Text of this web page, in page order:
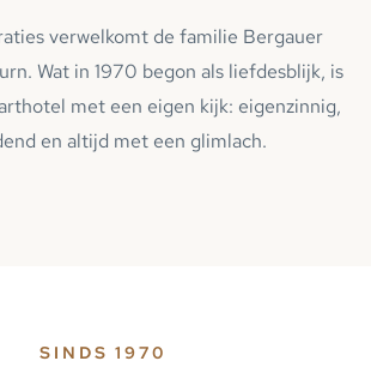
verwelkomt de familie Bergauer
Wat in 1970 begon als liefdesblijk, is
met een eigen kijk: eigenzinnig,
en altijd met een glimlach.
SINDS 1970